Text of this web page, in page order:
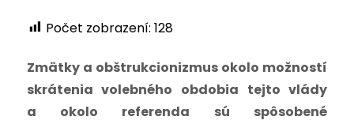
Počet zobrazení: 128
Zmätky a obštrukcionizmus okolo možností
skrátenia volebného obdobia tejto vlády
a okolo referenda sú spôsobené